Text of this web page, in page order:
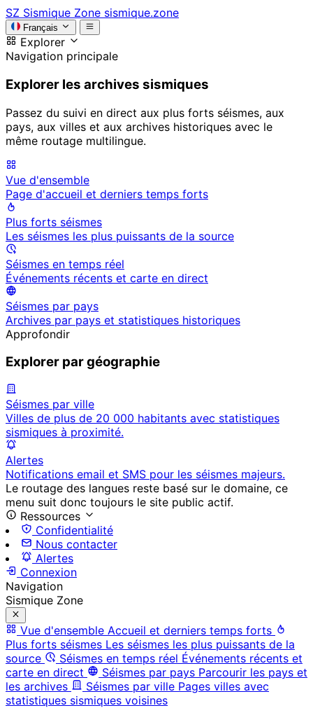
SZ Sismique Zone sismique.zone
Français
Explorer
Navigation principale
Explorer les archives sismiques
Passez du suivi en direct aux plus forts séismes, aux
pays, aux villes et aux archives historiques avec le
même routage multilingue.
Vue d'ensemble
Page d'accueil et derniers temps forts
Plus forts séismes
Les séismes les plus puissants de la source
Séismes en temps réel
Événements récents et carte en direct
Séismes par pays
Archives par pays et statistiques historiques
Approfondir
Explorer par géographie
Séismes par ville
Villes de plus de 20 000 habitants avec statistiques
sismiques à proximité.
Alertes
Notifications email et SMS pour les séismes majeurs.
Le routage des langues reste basé sur le domaine, ce
menu suit donc toujours le site public actif.
Ressources
Confidentialité
Nous contacter
Alertes
Connexion
Navigation
Sismique Zone
Vue d'ensemble Accueil et derniers temps forts
Plus forts séismes Les séismes les plus puissants de la
source
Séismes en temps réel Événements récents et
carte en direct
Séismes par pays Parcourir les pays et
les archives
Séismes par ville Pages villes avec
statistiques sismiques voisines